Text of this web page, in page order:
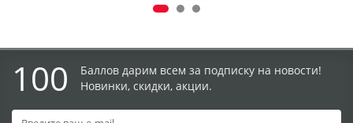
100
Баллов дарим всем за подписку на новости!
Новинки, скидки, акции.